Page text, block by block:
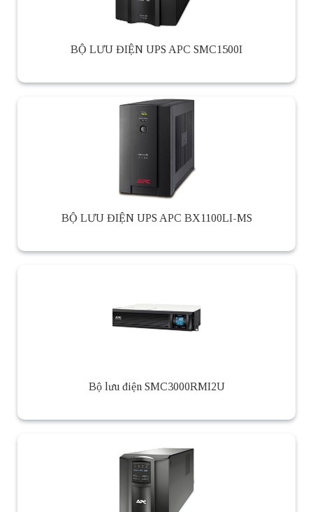
BỘ LƯU ĐIỆN UPS APC SMC1500I
BỘ LƯU ĐIỆN UPS APC BX1100LI-MS
Bộ lưu điện SMC3000RMI2U